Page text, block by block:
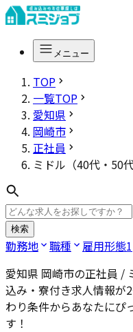
メニュー
TOP
一覧TOP
愛知県
岡崎市
正社員
ミドル（40代・50
検索
勤務地 職種 雇用形態1
愛知県 岡崎市の正社員 /
込み・寮付き求人情報が2
わり条件からあなたにぴ
す！